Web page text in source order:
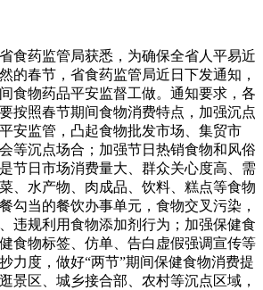
药监管局获悉，为确保全省人平易近
的春节，省食药监管局近日下发通知，
食物药品平安监督工做。通知要求，各
按照春节期间食物消费特点，加强沉点
安监管，凸起食物批发市场、集贸市
等沉点场合；加强节日热销食物和风俗
节日市场消费量大、群众关心度高、需
、水产物、肉成品、饮料、糕点等食物
勾当的餐饮办事单元，食物交叉污染，
违规利用食物添加剂行为；加强保健食
食物标签、仿单、告白虚假强调宣传等
力度，做好“两节”期间保健食物消费提
景区、城乡接合部、农村等沉点区域，